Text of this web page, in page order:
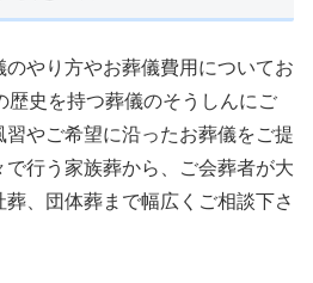
やり方やお葬儀費用についてお
歴史を持つ葬儀のそうしんにご
やご希望に沿ったお葬儀をご提
行う家族葬から、ご会葬者が大
、団体葬まで幅広くご相談下さ